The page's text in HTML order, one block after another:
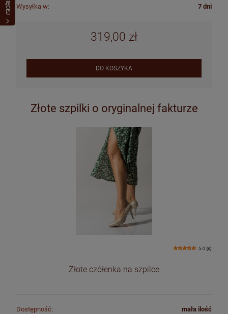
WIĘCEJ Wysyłka w: 7 dni
319,00 zł
DO KOSZYKA
Złote szpilki o oryginalnej fakturze
5.0 (6)
Złote czółenka na szpilce
Dostępność:
mała ilość